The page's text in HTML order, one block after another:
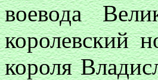
воевода
королевский
короля